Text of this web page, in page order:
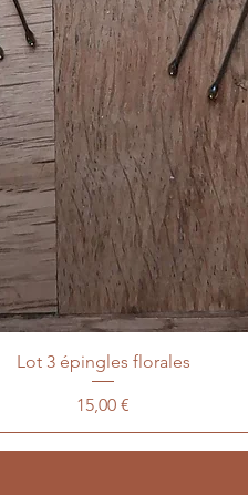
Lot 3 épingles florales
Prix
15,00 €